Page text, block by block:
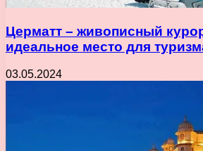
Церматт – живописный
идеальное место для
03.05.2024